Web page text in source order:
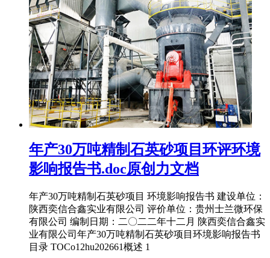
年产30万吨精制石英砂项目环评环境
影响报告书.doc原创力文档
年产30万吨精制石英砂项目 环境影响报告书 建设单位：
陕西奕信合鑫实业有限公司 评价单位：贵州士兰微环保
有限公司 编制日期：二〇二二年十二月 陕西奕信合鑫实
业有限公司年产30万吨精制石英砂项目环境影响报告书
目录 TOCo12hu202661概述 1